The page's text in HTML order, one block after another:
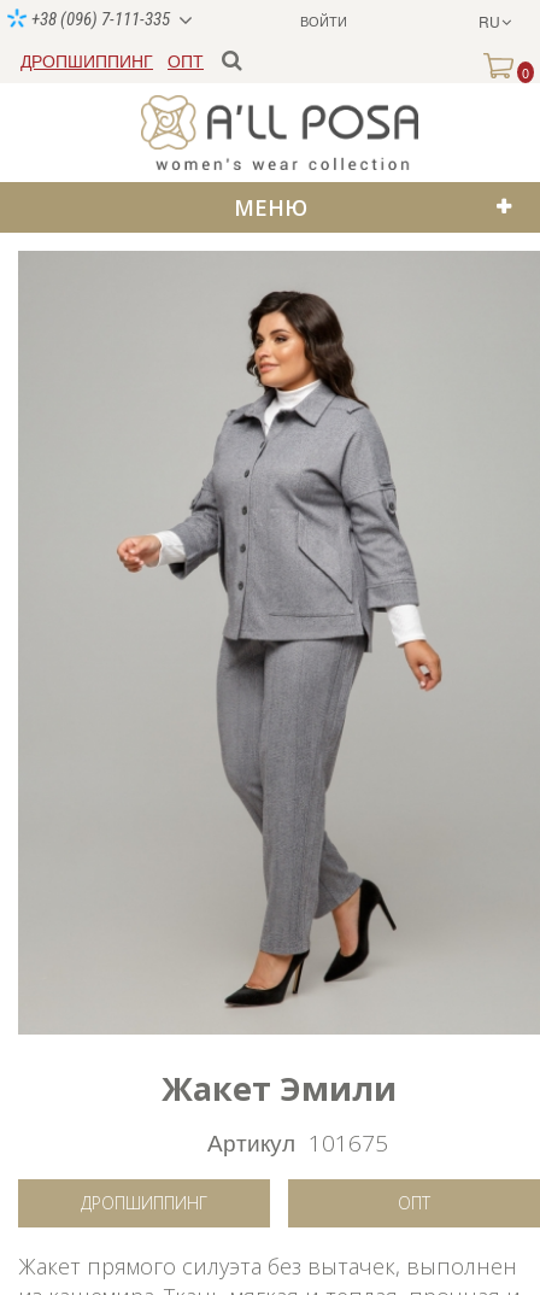
ВОЙТИ RU
+38 (096) 7-111-335
ДРОПШИППИНГ ОПТ
0
МЕНЮ
Жакет Эмили
Артикул 101675
ДРОПШИППИНГ ОПТ
Жакет прямого силуэта без вытачек, выполнен